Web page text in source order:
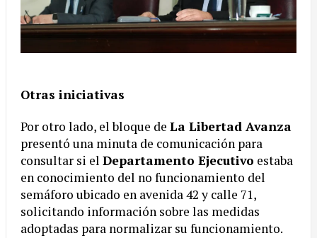
Otras iniciativas
Por otro lado, el bloque de La Libertad Avanza
presentó una minuta de comunicación para
consultar si el Departamento Ejecutivo estaba
en conocimiento del no funcionamiento del
semáforo ubicado en avenida 42 y calle 71,
solicitando información sobre las medidas
adoptadas para normalizar su funcionamiento.